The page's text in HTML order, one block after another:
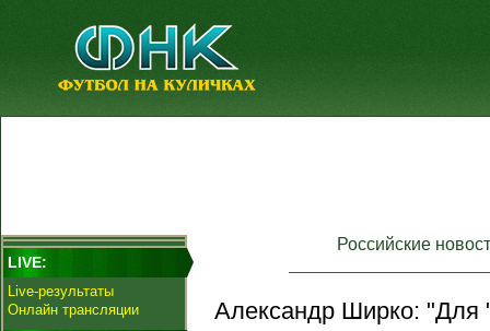
LIVE:
Live-результаты
Онлайн трансляции
Российские
Александр Ширко: "Для